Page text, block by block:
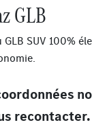
GLB
GLB SUV 100%
recontacter.